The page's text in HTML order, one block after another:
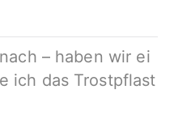
– haben wir ei
ich das Trostpflast